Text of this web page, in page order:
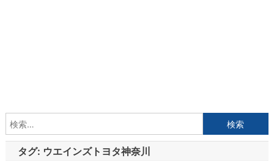
索:
タグ: ウエインズトヨタ神奈川